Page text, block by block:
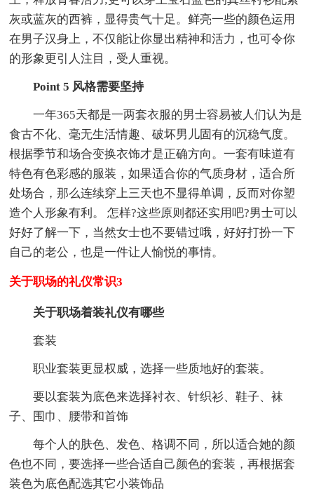
灰或蓝灰的西裤，显得贵气十足。鲜亮一些的颜色运用
在男子汉身上，不仅能让你显出精神和活力，也可令你
的形象更引人注目，受人重视。
Point 5 风格需要坚持
一年365天都是一两套衣服的男士容易被人们认为是
食古不化、毫无生活情趣、破坏男儿固有的沉稳气度。
根据季节和场合变换衣饰才是正确方向。一套有味道有
特色有色彩感的服装，如果适合你的气质身材，适合所
处场合，那么连续穿上三天也不显得单调，反而对你塑
造个人形象有利。 怎样?这些原则都还实用吧?男士可以
好好了解一下，当然女士也不要错过哦，好好打扮一下
自己的老公，也是一件让人愉悦的事情。
关于职场的礼仪常识3
关于职场着装礼仪有哪些
套装
职业套装更显权威，选择一些质地好的套装。
要以套装为底色来选择衬衣、针织衫、鞋子、袜
子、围巾、腰带和首饰
每个人的肤色、发色、格调不同，所以适合她的颜
色也不同，要选择一些合适自己颜色的套装，再根据套
装色为底色配选其它小装饰品